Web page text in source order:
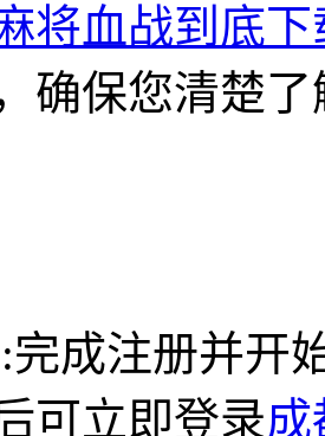
将血战到底
确保您清楚
完成注册并开
可立即登录